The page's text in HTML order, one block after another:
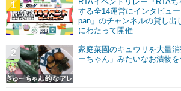
する全14運営にインタビュ
pan」のチャンネルの貸し出
にわたって開催
1
家庭菜園のキュウリを大量
ーちゃん」みたいなお漬物
2